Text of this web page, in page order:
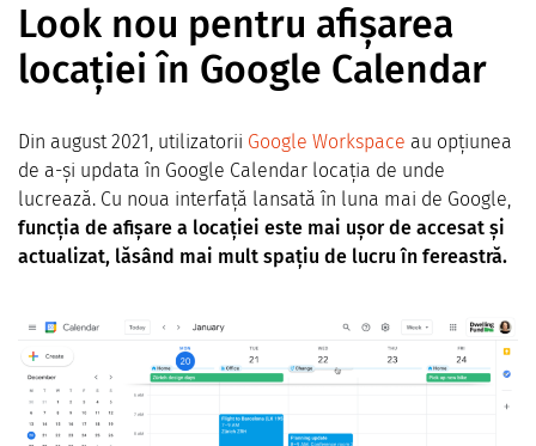
Look nou pentru afișarea
locației în Google Calendar
Din august 2021, utilizatorii Google Workspace au opțiunea
de a-și updata în Google Calendar locația de unde
lucrează. Cu noua interfață lansată în luna mai de Google,
funcția de afișare a locației este mai ușor de accesat și
actualizat, lăsând mai mult spațiu de lucru în fereastră.